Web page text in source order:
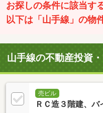
お探しの条件に該当す
以下は「山手線」の物
山手線の不動産投資
売ビル
ＲＣ造３階建、バ